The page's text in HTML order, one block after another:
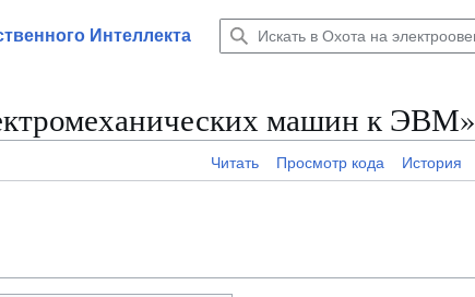
Интеллекта
машин к ЭВМ»
Читать Просмотр кода История